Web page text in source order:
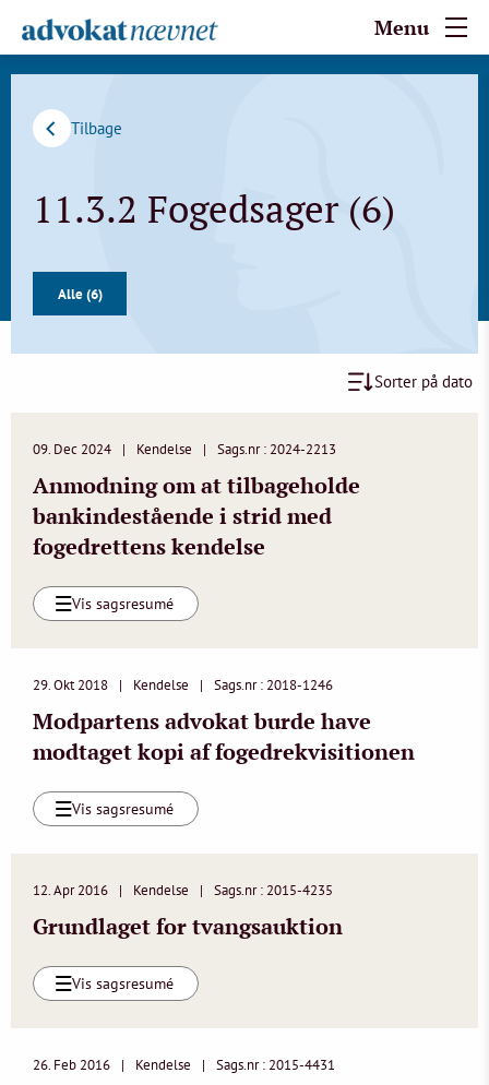
Menu
Tilbage
11.3.2 Fogedsager (6)
Alle (6)
Sorter på dato
09. Dec 2024 Kendelse Sags.nr : 2024-2213
Anmodning om at tilbageholde
bankindestående i strid med
fogedrettens kendelse
Vis sagsresumé
29. Okt 2018 Kendelse Sags.nr : 2018-1246
Modpartens advokat burde have
modtaget kopi af fogedrekvisitionen
Vis sagsresumé
12. Apr 2016 Kendelse Sags.nr : 2015-4235
Grundlaget for tvangsauktion
Vis sagsresumé
26. Feb 2016 Kendelse Sags.nr : 2015-4431